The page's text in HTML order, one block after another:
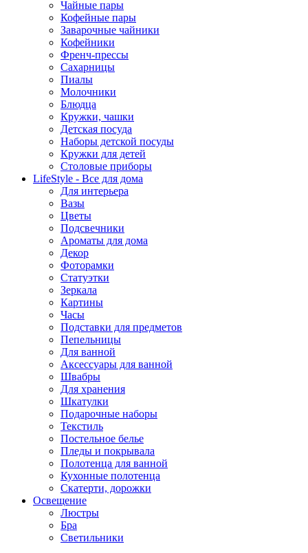
Чайные пары
Кофейные пары
Заварочные чайники
Кофейники
Френч-прессы
Сахарницы
Пиалы
Молочники
Блюдца
Кружки, чашки
Детская посуда
Наборы детской посуды
Кружки для детей
Столовые приборы
LifeStyle - Все для дома
Для интерьера
Вазы
Цветы
Подсвечники
Ароматы для дома
Декор
Фоторамки
Статуэтки
Зеркала
Картины
Часы
Подставки для предметов
Пепельницы
Для ванной
Аксессуары для ванной
Швабры
Для хранения
Шкатулки
Подарочные наборы
Текстиль
Постельное белье
Пледы и покрывала
Полотенца для ванной
Кухонные полотенца
Скатерти, дорожки
Освещение
Люстры
Бра
Светильники